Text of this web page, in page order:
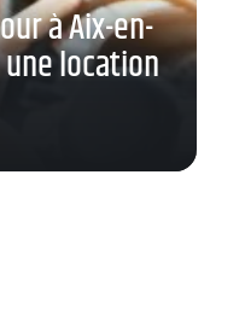
à Aix-en-
location